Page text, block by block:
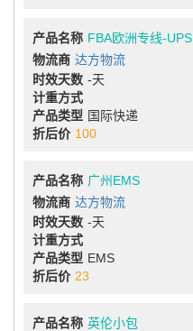
产品名称 FBA欧洲专线-UPS
物流商 达方物流
时效天数 -天
计重方式
产品类型 国际快递
折后价 100
产品名称 广州EMS
物流商 达方物流
时效天数 -天
计重方式
产品类型 EMS
折后价 23
产品名称 英伦小包